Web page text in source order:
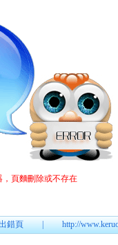
，頁麵刪除或不存在
錯頁|http://